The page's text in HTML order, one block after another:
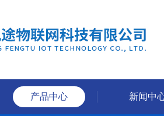
产品中心 新闻中